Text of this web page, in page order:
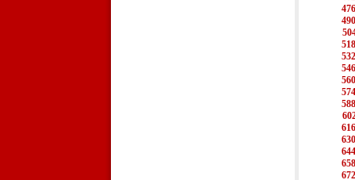
476
490
518
532
546
560
574
588
616
630
644
658
672